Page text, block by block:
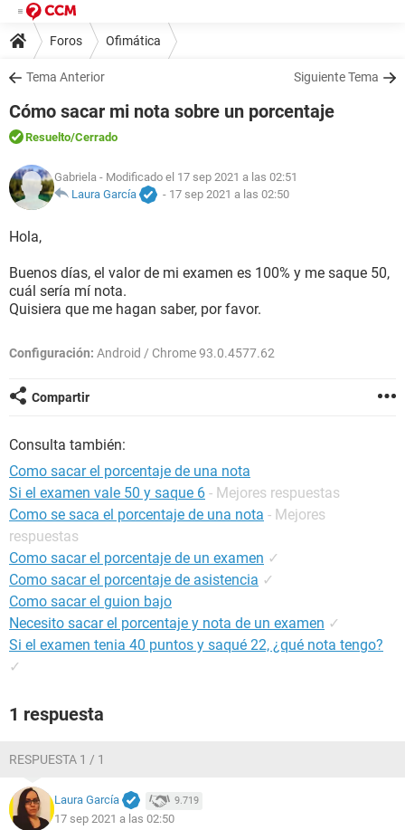
Foros Ofimática
Tema Anterior Siguiente Tema
Cómo sacar mi nota sobre un porcentaje
Resuelto/Cerrado
Gabriela - Modificado el 17 sep 2021 a las 02:51
Laura García
- 17 sep 2021 a las 02:50
Hola,
Buenos días, el valor de mi examen es 100% y me saque 50,
cuál sería mí nota.
Quisiera que me hagan saber, por favor.
Configuración: Android / Chrome 93.0.4577.62
Compartir
Consulta también:
Como sacar el porcentaje de una nota
Si el examen vale 50 y saque 6 - Mejores respuestas
Como se saca el porcentaje de una nota - Mejores
respuestas
Como sacar el porcentaje de un examen ✓
Como sacar el porcentaje de asistencia ✓
Como sacar el guion bajo
Necesito sacar el porcentaje y nota de un examen ✓
Si el examen tenia 40 puntos y saqué 22, ¿qué nota tengo?
✓
1 respuesta
RESPUESTA 1 / 1
Laura García 9.719
17 sep 2021 a las 02:50